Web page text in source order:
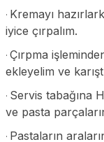
· Kremayı
iyice çırpalım.
· Çırpma
ekleyelim ve
· Servis tabağına
ve pasta
· Pastaların